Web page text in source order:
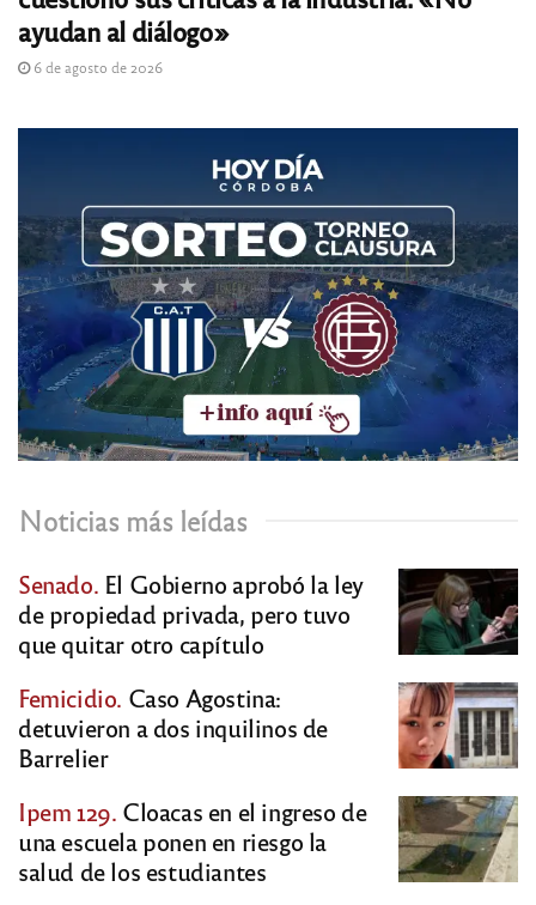
ayudan al diálogo»
6 de agosto de 2026
Noticias más leídas
Senado. El Gobierno aprobó la ley
de propiedad privada, pero tuvo
que quitar otro capítulo
Femicidio. Caso Agostina:
detuvieron a dos inquilinos de
Barrelier
Ipem 129. Cloacas en el ingreso de
una escuela ponen en riesgo la
salud de los estudiantes